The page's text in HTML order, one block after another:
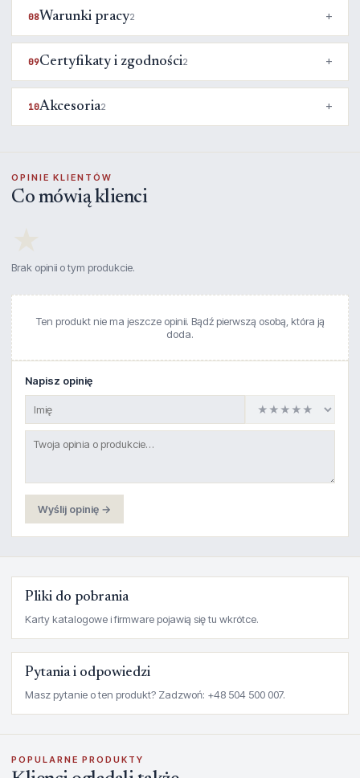
08Warunki pracy2
09Certyfikaty i zgodności2
10Akcesoria2
OPINIE KLIENTÓW
Co mówią klienci
Brak opinii o tym produkcie.
Ten produkt nie ma jeszcze opinii. Bądź pierwszą osobą, która ją
doda.
Napisz opinię
Wyślij opinię →
Pliki do pobrania
Karty katalogowe i firmware pojawią się tu wkrótce.
Pytania i odpowiedzi
Masz pytanie o ten produkt? Zadzwoń: +48 504 500 007.
POPULARNE PRODUKTY